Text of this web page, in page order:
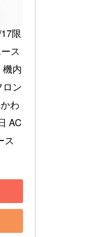
限
ス
内
ン
わ
AC
ス